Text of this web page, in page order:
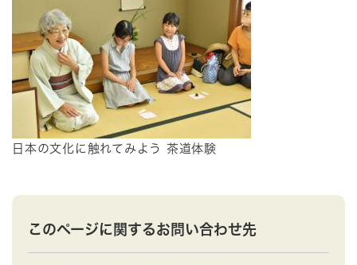
日本の文化に触れてみよう 茶道体験
このページに関するお問い合わせ先